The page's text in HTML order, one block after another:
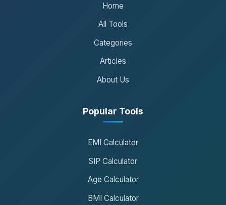
Home
All Tools
Categories
Articles
About Us
Popular Tools
EMI Calculator
SIP Calculator
Age Calculator
BMI Calculator